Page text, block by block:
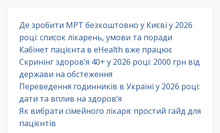
Де зробити МРТ безкоштовно у Києві у 2026
році: список лікарень, умови та поради
Кабінет пацієнта в eHealth вже працює
Скринінг здоров’я 40+ у 2026 році: 2000 грн від
держави на обстеження
Переведення годинників в Україні у 2026 році:
дати та вплив на здоров’я
Як вибрати сімейного лікаря: простий гайд для
пацієнтів